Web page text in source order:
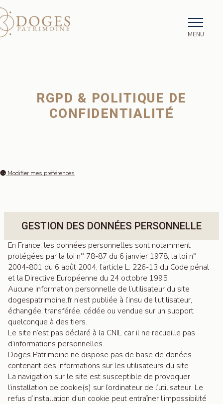
MENU
RGPD & POLITIQUE DE
CONFIDENTIALITÉ
Modifier mes préférences
GESTION DES DONNÉES PERSONNELLE
En France, les données personnelles sont notamment
protégées par la loi n° 78-87 du 6 janvier 1978, la loi n°
2004-801 du 6 août 2004, l’article L. 226-13 du Code pénal
et la Directive Européenne du 24 octobre 1995.
Aucune information personnelle de l’utilisateur du site
dogespatrimoine.fr n’est publiée à l’insu de l’utilisateur,
échangée, transférée, cédée ou vendue sur un support
quelconque à des tiers.
Le site n’est pas déclaré à la CNIL car il ne recueille pas
d’informations personnelles.
Doges Patrimoine ne dispose pas de base de donées
contenant des informations sur les utilisateurs du site
La navigation sur le site est susceptible de provoquer
l’installation de cookie(s) sur l’ordinateur de l’utilisateur. Le
refus d’installation d’un cookie peut entraîner l’impossibilité